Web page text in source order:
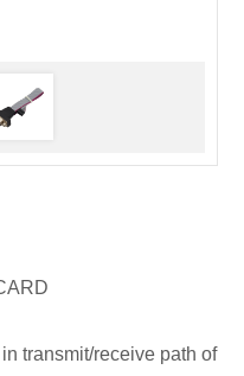
transmit/receive path of